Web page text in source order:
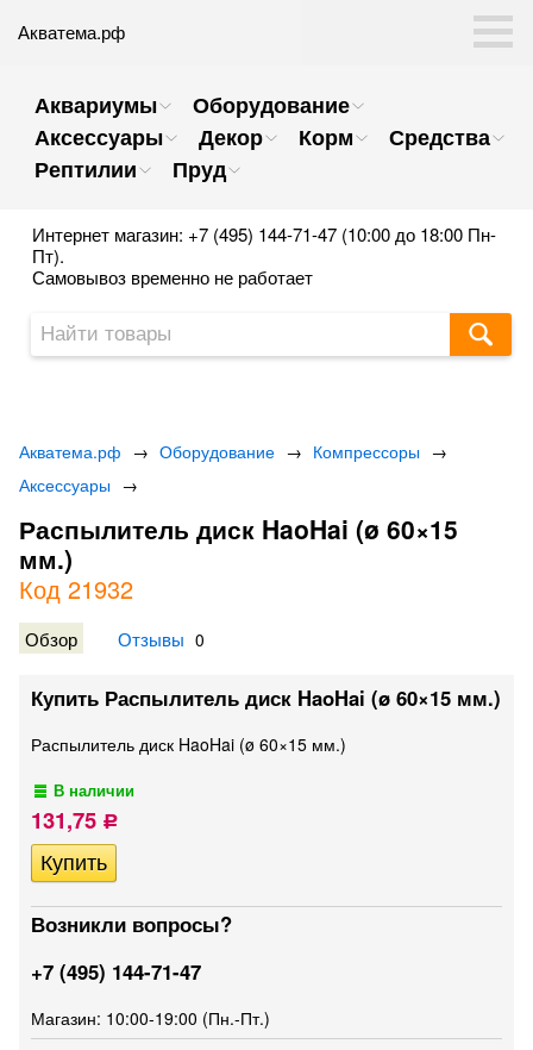
Акватема.рф
Аквариумы
Оборудование
Аксессуары
Декор Корм
Средства
Рептилии
Пруд
Интернет магазин: +7 (495) 144-71-47 (10:00 до 18:00 Пн-
Пт).
Самовывоз временно не работает
Акватема.рф → Оборудование → Компрессоры →
Аксессуары →
Распылитель диск HaoHai (ø 60×15
мм.)
Код 21932
Обзор Отзывы 0
Купить Распылитель диск HaoHai (ø 60×15 мм.)
Распылитель диск HaoHai (ø 60×15 мм.)
В наличии
131,75 Р
Возникли вопросы?
+7 (495) 144-71-47
Магазин: 10:00-19:00 (Пн.-Пт.)